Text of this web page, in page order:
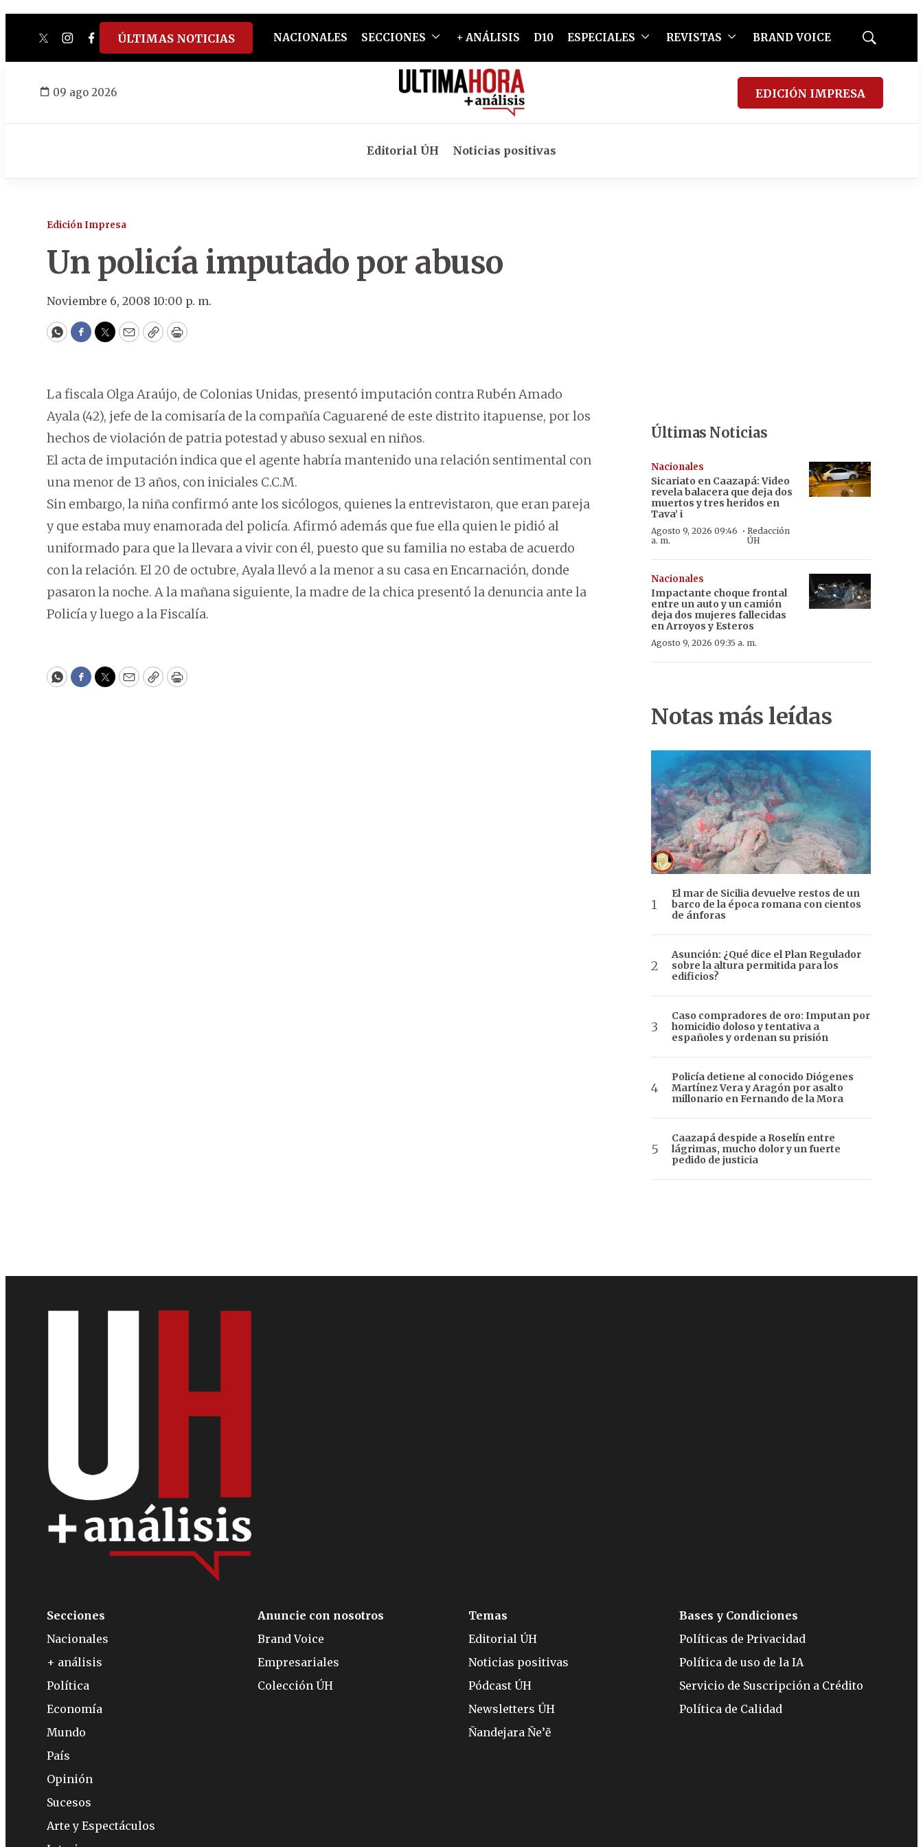
twitterinstagram
facebook
tiktokyoutube
spotify
ÚLTIMAS NOTICIAS NACIONALES SECCIONES + ANÁLISIS D10 ESPECIALES REVISTAS BRAND VOICE
Mostrar
09 ago 2026 EDICIÓN IMPRESA
Editorial ÚH Noticias positivas
Edición Impresa
Un policía imputado por abuso
Noviembre 6, 2008 10:00 p. m.
WhatsApp
Facebook
Twitter
EmailCopyPrint
La fiscala Olga Araújo, de Colonias Unidas, presentó imputación contra Rubén Amado
Ayala (42), jefe de la comisaría de la compañía Caguarené de este distrito itapuense, por los
hechos de violación de patria potestad y abuso sexual en niños.
El acta de imputación indica que el agente habría mantenido una relación sentimental con
una menor de 13 años, con iniciales C.C.M.
Sin embargo, la niña confirmó ante los sicólogos, quienes la entrevistaron, que eran pareja
y que estaba muy enamorada del policía. Afirmó además que fue ella quien le pidió al
uniformado para que la llevara a vivir con él, puesto que su familia no estaba de acuerdo
con la relación. El 20 de octubre, Ayala llevó a la menor a su casa en Encarnación, donde
pasaron la noche. A la mañana siguiente, la madre de la chica presentó la denuncia ante la
Policía y luego a la Fiscalía.
WhatsApp
Facebook
Twitter
EmailCopyPrint
Últimas Noticias
Nacionales
Sicariato en Caazapá: Video
revela balacera que deja dos
muertos y tres heridos en
Tava’ i
Agosto 9, 2026 09:46
a. m.
·Redacción
ÚH
Nacionales
Impactante choque frontal
entre un auto y un camión
deja dos mujeres fallecidas
en Arroyos y Esteros
Agosto 9, 2026 09:35 a. m.
Notas más leídas
El mar de Sicilia devuelve restos de un
barco de la época romana con cientos
de ánforas
Asunción: ¿Qué dice el Plan Regulador
sobre la altura permitida para los
edificios?
Caso compradores de oro: Imputan por
homicidio doloso y tentativa a
españoles y ordenan su prisión
Policía detiene al conocido Diógenes
Martínez Vera y Aragón por asalto
millonario en Fernando de la Mora
Caazapá despide a Roselín entre
lágrimas, mucho dolor y un fuerte
pedido de justicia
Secciones
Nacionales
+ análisis
Política
Economía
Mundo
País
Opinión
Sucesos
Arte y Espectáculos
Anuncie con nosotros
Brand Voice
Empresariales
Colección ÚH
Temas
Editorial ÚH
Noticias positivas
Pódcast ÚH
Newsletters ÚH
Ñandejara Ñe’ẽ
Bases y Condiciones
Políticas de Privacidad
Política de uso de la IA
Servicio de Suscripción a Crédito
Política de Calidad